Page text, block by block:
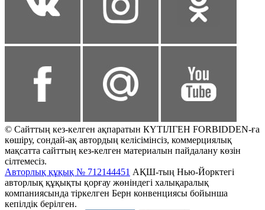
© Сайттың кез-келген ақпаратын КҮТІЛГЕН FORBIDDEN-ға
көшіру, сондай-ақ автордың келісімінсіз, коммерциялық
мақсатта сайттың кез-келген материалын пайдалану көзін
сілтемесіз.
Авторлық құқық № 712144451 АҚШ-тың Нью-Йорктегі
авторлық құқықты қорғау жөніндегі халықаралық
компаниясында тіркелген Берн конвенциясы бойынша
кепілдік берілген.